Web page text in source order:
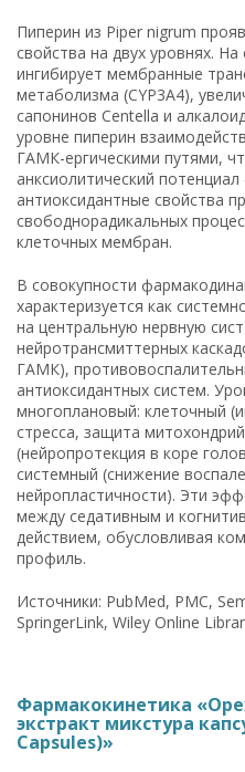
Пиперин из Piper nigrum
свойства на двух уровнях.
ингибирует мембранные
метаболизма (CYP3A4),
сапонинов Centella и
уровне пиперин
ГАМК-ергическими путями,
анксиолитический
антиоксидантные свойства
свободнорадикальных
клеточных мембран.
В совокупности
характеризуется как
на центральную нервную
нейротрансмиттерных
ГАМК),
антиоксидантных систем.
многоплановый: клеточный
стресса, защита
(нейропротекция в коре
системный (снижение
нейропластичности). Эти
между седативным и
действием, обусловливая
профиль.
Источники: PubMed, PMC,
SpringerLink, Wiley Online
Фармакокинетика
экстракт микстура
Capsules)»